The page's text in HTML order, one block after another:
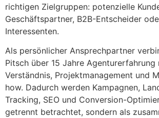
richtigen Zielgruppen: potenzielle
Geschäftspartner, B2B-Entscheider
Interessenten.
Als persönlicher Ansprechpartner
Pitsch über 15 Jahre Agenturerfahrung
Verständnis, Projektmanagement und
how. Dadurch werden Kampagnen,
Tracking, SEO und Conversion-
getrennt betrachtet, sondern als